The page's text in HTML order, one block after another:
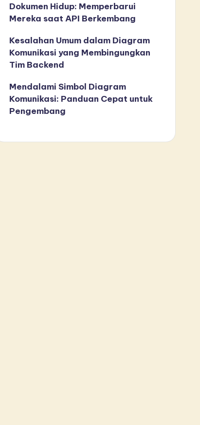
Dokumen Hidup: Memperbarui
Mereka saat API Berkembang
Kesalahan Umum dalam Diagram
Komunikasi yang Membingungkan
Tim Backend
Mendalami Simbol Diagram
Komunikasi: Panduan Cepat untuk
Pengembang